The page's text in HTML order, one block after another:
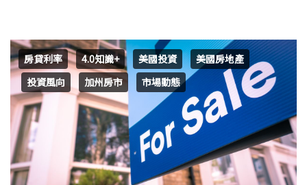
房貸利率 4.0知識+ 美國投資
美國房地產
投資風向
加州房市 市場動態